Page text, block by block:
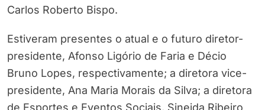
Carlos Roberto Bispo.
Estiveram presentes o atual e o futuro diretor-
presidente, Afonso Ligório de Faria e Décio
Bruno Lopes, respectivamente; a diretora vice-
presidente, Ana Maria Morais da Silva; a diretora
de Esportes e Eventos Sociais, Sineida Ribeiro